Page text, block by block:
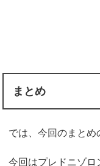
まとめ
では、今回のまとめ
今回はプレドニゾロ